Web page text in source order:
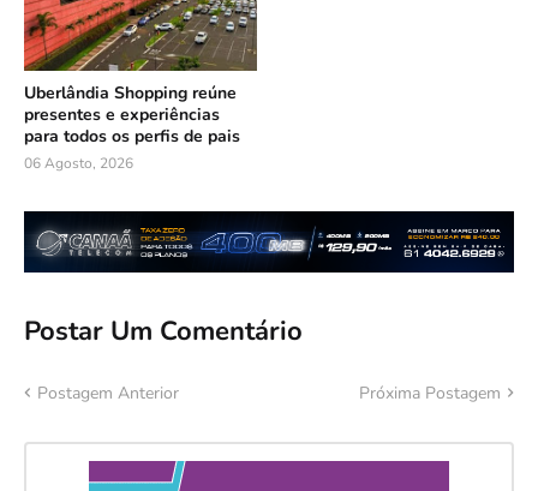
Uberlândia Shopping reúne
presentes e experiências
para todos os perfis de pais
06 Agosto, 2026
Postar Um Comentário
Postagem Anterior Próxima Postagem